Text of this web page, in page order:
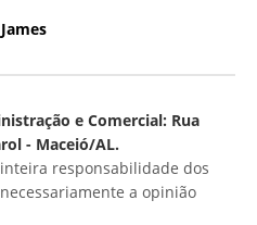
e Comercial: Rua
- Maceió/AL.
responsabilidade dos
a opinião